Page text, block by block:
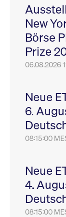
New
Börse
Prize
06.08.2026
Neue
6.
08:15:00
Neue
4.
08:15:00